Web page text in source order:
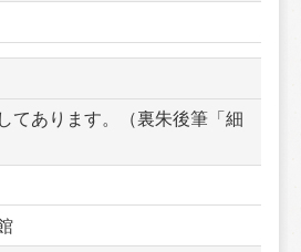
てあります。（裏朱後筆「細